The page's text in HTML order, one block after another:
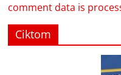
comment data is
Ciktom